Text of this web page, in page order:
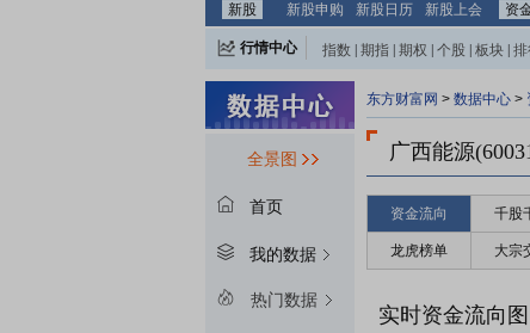
新股
新股申购 新股日历 新股上会 资
行情中心 指数 期指 期权 个股 板块
全景图
首页
我的数据
热门数据
东方财富网 > 数据中心 >
广西能源
资金流向 千股
龙虎榜单 大宗
实时资金流向图